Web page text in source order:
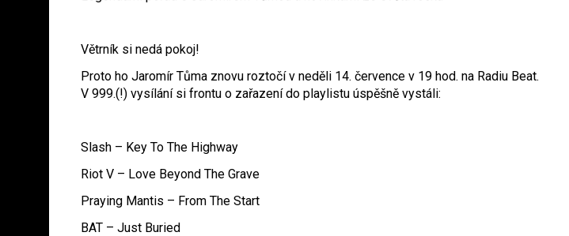
Větrník si nedá pokoj!
Proto ho Jaromír Tůma znovu roztočí v neděli 14. července v 19 hod. na Radiu Beat.
V 999.(!) vysílání si frontu o zařazení do playlistu úspěšně vystáli:
Slash – Key To The Highway
Riot V – Love Beyond The Grave
Praying Mantis – From The Start
BAT – Just Buried